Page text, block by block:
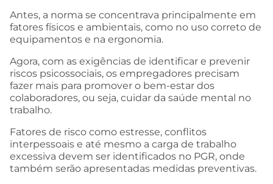
Antes, a norma se concentrava principalmente em
fatores físicos e ambientais, como no uso correto de
equipamentos e na ergonomia.
Agora, com as exigências de identificar e prevenir
riscos psicossociais, os empregadores precisam
fazer mais para promover o bem-estar dos
colaboradores, ou seja, cuidar da saúde mental no
trabalho.
Fatores de risco como estresse, conflitos
interpessoais e até mesmo a carga de trabalho
excessiva devem ser identificados no PGR, onde
também serão apresentadas medidas preventivas.